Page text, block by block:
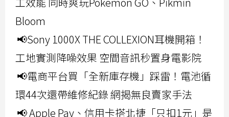
Bloom
📢Sony 1000X THE COLLEXION耳機開箱！
工地實測降噪效果 空間音訊秒置身電影院
📢電商平台買「全新庫存機」踩雷！電池循
環44次還帶維修紀錄 網揭無良賣家手法
📢 Apple Pay、信用卡搭北捷「只扣1元」是